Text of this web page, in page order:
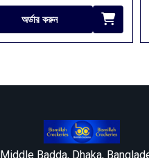
অর্ডার করুন
Middle Badda, Dhaka,